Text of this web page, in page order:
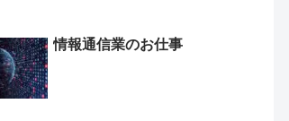
情報通信業のお仕事